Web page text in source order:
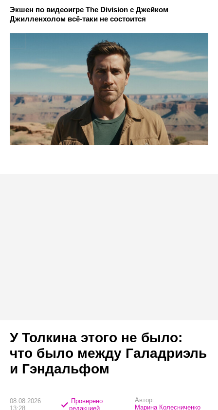
Экшен по видеоигре The Division с Джейком
Джилленхолом всё-таки не состоится
У Толкина этого не было:
что было между Галадриэль
и Гэндальфом
08.08.2026
13:28
Проверено
редакцией
Автор:
Марина Колесниченко